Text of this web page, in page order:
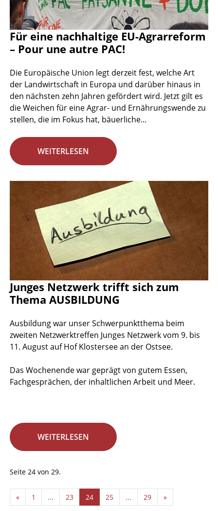
Für eine nachhaltige EU-Agrarreform
– Pour une autre PAC!
Die Europäische Union legt derzeit fest, welche Art
der Landwirtschaft in Europa und darüber hinaus in
den nächsten zehn Jahren gefördert wird. Jetzt gilt es
die Weichen für eine Agrar- und Ernährungswende zu
stellen, die im Fokus hat, bäuerliche...
WEITERLESEN
Junges Netzwerk trifft sich zum
Thema AUSBILDUNG
Ausbildung war unser Schwerpunktthema beim
zweiten Netzwerktreffen Junges Netzwerk vom 9. bis
11. August auf Hof Klostersee an der Ostsee.
Das Wochenende war geprägt von gutem Essen,
Fachgesprächen, der inhaltlichen Arbeit und Meer.
WEITERLESEN
Seite 24 von 29.
« 1 ... 23 24 25 ... 29 »